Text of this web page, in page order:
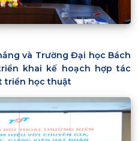
và Trường Đại học Bách
khai kế hoạch hợp tác
triển học thuật